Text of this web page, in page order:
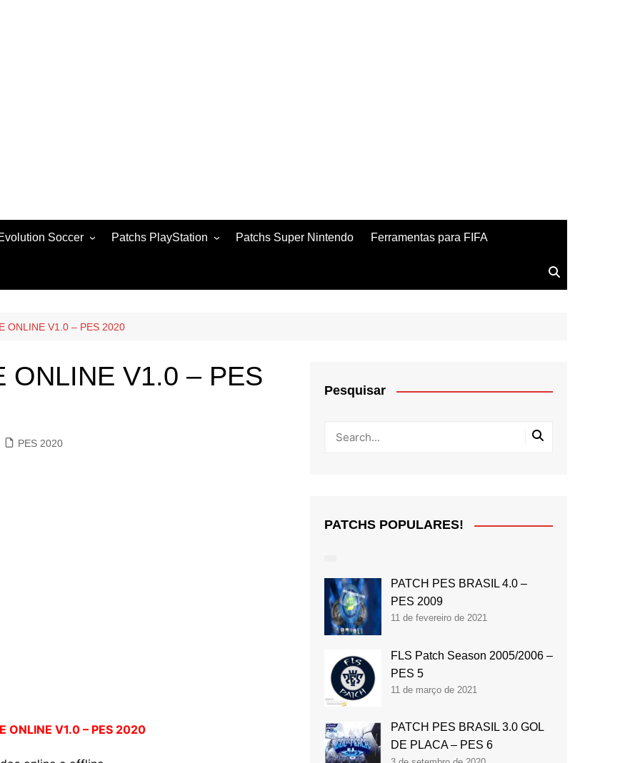
Soccer
2020
2013
Patchs PlayStation
Patchs PS2
Patchs Super Nintendo Ferramentas para FIFA
ONLINE V1.0 – PES 2020
ONLINE V1.0 – PES
PES 2020
ONLINE V1.0 – PES 2020
Pesquisar
PATCHS POPULARES!
PATCH PES BRASIL 4.0 –
PES 2009
11 de fevereiro de 2021
FLS Patch Season 2005/2006 –
PES 5
11 de março de 2021
PATCH PES BRASIL 3.0 GOL
DE PLACA – PES 6